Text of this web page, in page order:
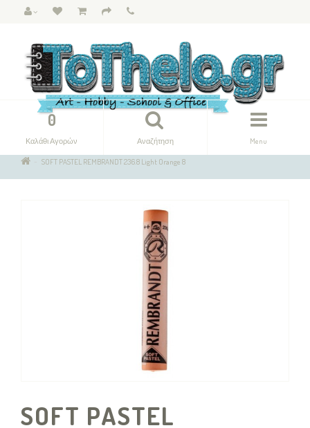
Menu
Αναζήτηση
0
Καλάθι Αγορών
SOFT PASTEL REMBRANDT 236.8 Light Orange 8
SOFT PASTEL